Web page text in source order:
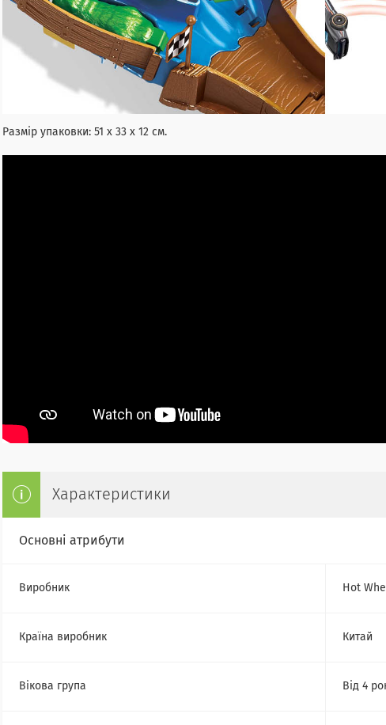
Размір упаковки: 51 х 33 х 12 см.
Характеристики
Основні атрибути
Виробник Hot
Країна виробник Китай
Вікова група Від 4